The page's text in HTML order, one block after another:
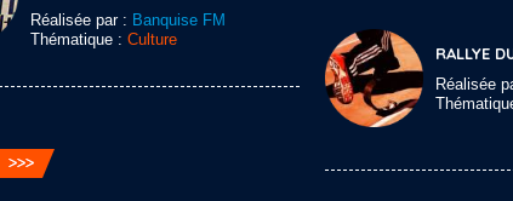
Réalisée par : Banquise FM
Thématique : Culture
RALLYE
Réalisée